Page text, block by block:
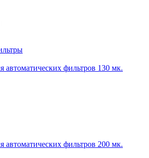
автоматических фильтров 130 мк.
автоматических фильтров 200 мк.